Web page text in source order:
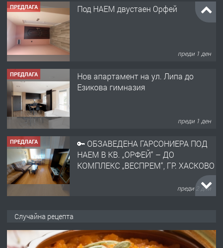
ПРЕДЛАГА
Нов апартамент на ул. Липа до
преди 1 ден
ПРЕДЛАГА
🔑 ОБЗАВЕДЕНА ГАРСОНИЕРА ПОД
НАЕМ В КВ. „ОРФЕЙ“ – ДО
преди 2 дни
ПРЕДЛАГА
НАПЪЛНО ОБЗАВЕДЕН И
ОБОРУДВАН ТРИСТАЕН
АПАРТАМЕНТ В ЦЕНТЪРА НА ГР.
преди 3 дни
Случайна рецепта